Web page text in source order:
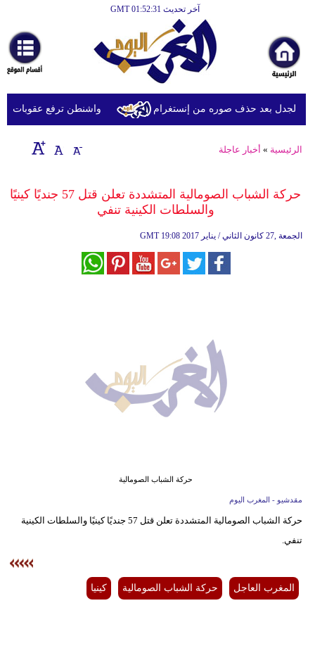
آخر تحديث GMT 01:52:31
أخبارعاجلة
رياضة
ثقافة
إقتصاد
وموسيقى
مرأة
أزياء
واشنطن ترفع عقوبات عن الجدل بعد حذف صوره من إنستغرام
الرئيسية » أخبار عاجلة
حركة الشباب الصومالية المتشددة تعلن قتل 57 جنديًا كينيًا
والسلطات الكينية تنفي
GMT 19:08 2017 الجمعة ,27 كانون الثاني / يناير
حركة الشباب الصومالية
مقدشيو - المغرب اليوم
حركة الشباب الصومالية المتشددة تعلن قتل 57 جنديًا كينيًا والسلطات الكينية
تنفي.
المغرب العاجل حركة الشباب الصومالية كينيا